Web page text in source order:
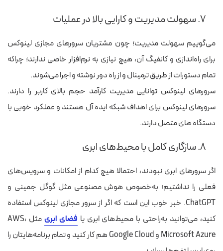
۷. سهولت مدیریت و کارایی بالا در عملیات
می‌گوییم سهولت مدیریت؛ چون مشتریان سرورهای مجازی لینوکس
برای راه‌اندازی و کانفیگ آن، هیچ نیازی به نرم‌افزار خاصی ندارند؛ چراکه
تمام دستورات از طریق ترمینال و از راه دور نوشته و اجرا می‌شوند.
سرورهای لینوکس توانایی مدیریت کارآمد حجم بالای کاربر را دارند.
سرورهای لینوکس برای اهداف شبکه ایده آل هستند و عملکرد خوبی با
دستگاه های متصل دارند.
۸. سازگاری کامل با محیط‌های ابری
اگر سرورهای ابری نبودند، احتمالا هیچ کدام از امکانات و سرویس‌های
فعلی را نداشتیم؛ به‌خصوص هوش مصنوعی مثل گوگل جمینی و
ChatGPT. خبر خوب این است که اگر از سرور مجازی لینوکس استفاده
کنید، می‌توانید به‌راحتی با محیط‌های ابری یا فضای ابری
مثل AWS،
Microsoft Azure و Google Cloud هم کار کنید و تمام برنامه‌هایتان را